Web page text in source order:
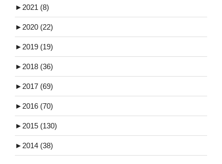
► 2021 (8)
► 2020 (22)
► 2019 (19)
► 2018 (36)
► 2017 (69)
► 2016 (70)
► 2015 (130)
► 2014 (38)